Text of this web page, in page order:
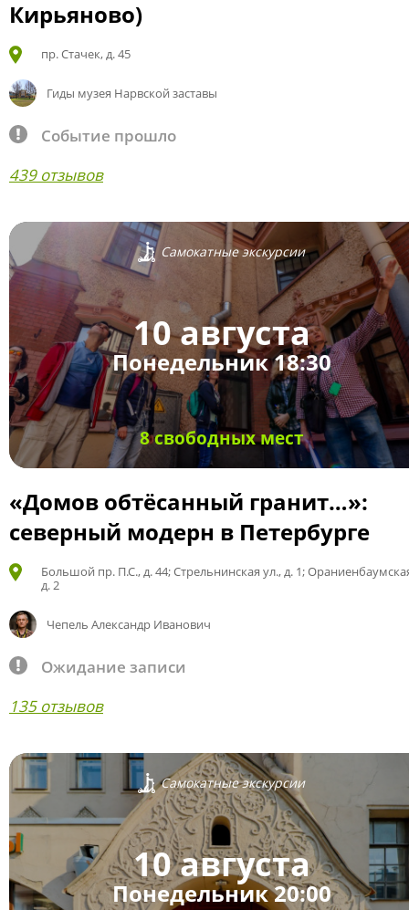
Кирьяново)
пр. Стачек, д. 45
Гиды музея Нарвской заставы
Событие прошло
439 отзывов
Самокатные экскурсии
10 августа
Понедельник 18:30
8 свободных мест
«Домов обтёсанный гранит…»:
северный модерн в Петербурге
Большой пр. П.С., д. 44; Стрельнинская ул., д. 1;
д. 2
Чепель Александр Иванович
Ожидание записи
135 отзывов
Самокатные экскурсии
10 августа
Понедельник 20:00